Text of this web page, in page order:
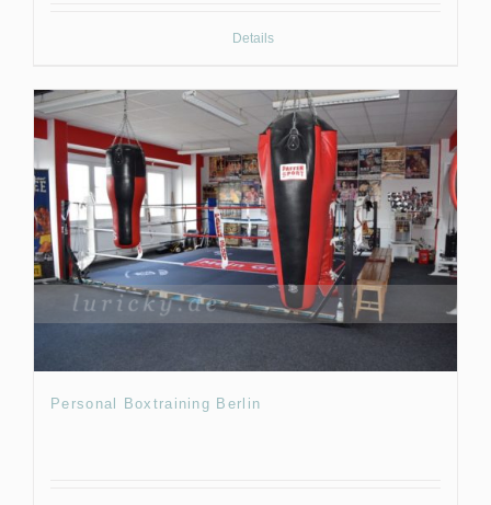
Details
Personal Boxtraining Berlin